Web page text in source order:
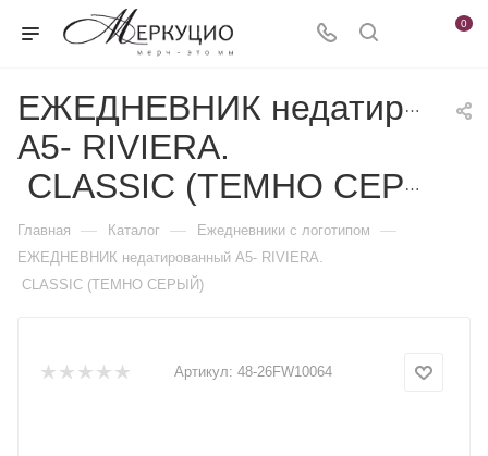
0
ЕЖЕДНЕВНИК
А5- RIVIERA.
CLASSIC (ТЕМНО СЕРЫЙ)
Главная — Каталог — Ежедневники c логотипом —
ЕЖЕДНЕВНИК недатированный А5- RIVIERA.
CLASSIC (ТЕМНО СЕРЫЙ)
Артикул: 48-26FW10064